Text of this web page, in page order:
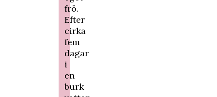
frö.
Efter
cirka
fem
dagar
i
en
burk